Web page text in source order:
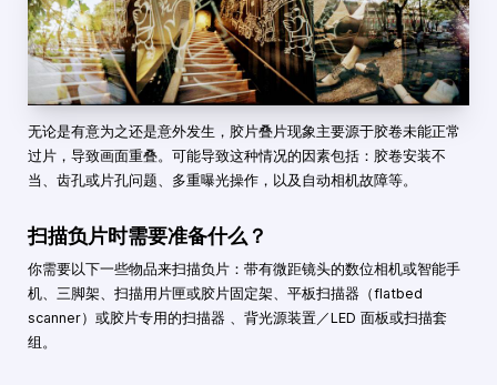
无论是有意为之还是意外发生，胶片叠片现象主要源于胶卷未能正常
过片，导致画面重叠。可能导致这种情况的因素包括：胶卷安装不
当、齿孔或片孔问题、多重曝光操作，以及自动相机故障等。
扫描负片时需要准备什么？
你需要以下一些物品来扫描负片：带有微距镜头的数位相机或智能手
机、三脚架、扫描用片匣或胶片固定架、平板扫描器（flatbed
scanner）或胶片专用的扫描器 、背光源装置／LED 面板或扫描套
组。